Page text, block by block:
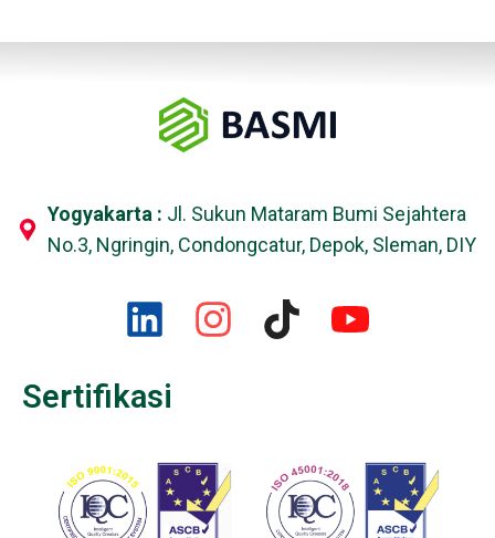
Yogyakarta : Jl. Sukun Mataram Bumi Sejahtera
No.3, Ngringin, Condongcatur, Depok, Sleman, DIY
Sertifikasi